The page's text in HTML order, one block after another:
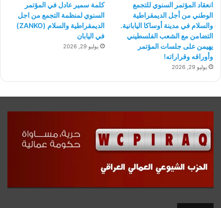
انعقاد المؤتمر السنوي للتجمع
الوطني من أجل الديمقراطية
والسلام في مدينة أوساكا اليابانية.
التضامن مع الشعب الفلسطيني
يهيمن على جلسات المؤتمر
وأوراقه وقراراته!
يوليو 29, 2026
كلمة سمير عادل في المؤتمر
السنوي لمنظمة التجمع من اجل
الديمقراطية والسلام (ZANKO)
في اليابان
يوليو 29, 2026